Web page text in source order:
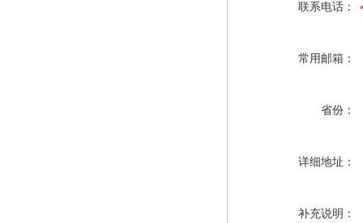
联系电话：
常用邮箱：
省份：
详细地址：
补充说明：